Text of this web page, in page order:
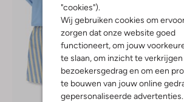
"cookies").
Wij gebruiken cookies om
zorgen dat onze website goed
functioneert, om jouw
te slaan, om inzicht te verkrijgen
bezoekersgedrag en om een
te bouwen van jouw online
gepersonaliseerde